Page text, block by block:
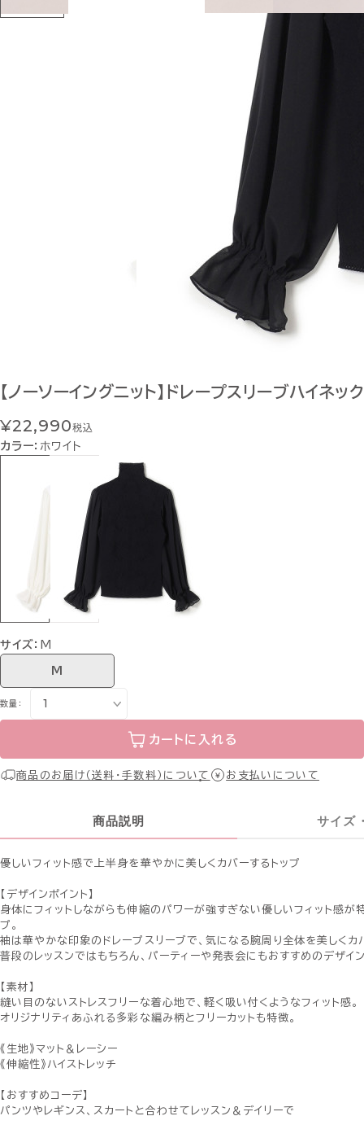
【ノーソーイングニット】ドレープスリーブハイネッ
¥22,990税込
カラー： ホワイト
サイズ： M
M
数量：
カートに入れる
商品のお届け（送料・手数料）について お支払いについて
商品説明 サイズ
優しいフィット感で上半身を華やかに美しくカバーするトップ
【デザインポイント】
身体にフィットしながらも伸縮のパワーが強すぎない優しいフィット感が
プ。
袖は華やかな印象のドレープスリーブで、気になる腕周り全体を美しくカ
普段のレッスンではもちろん、パーティーや発表会にもおすすめのデザイ
【素材】
縫い目のないストレスフリーな着心地で、軽く吸い付くようなフィット感。
オリジナリティあふれる多彩な編み柄とフリーカットも特徴。
《生地》マット＆レーシー
《伸縮性》ハイストレッチ
【おすすめコーデ】
パンツやレギンス、スカートと合わせてレッスン＆デイリーで